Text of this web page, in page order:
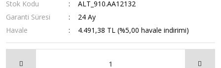
Stok Kodu
ALT_910.AA12132
Garanti Süresi
24 Ay
Havale
4.491,38 TL (%5,00 havale indirimi)